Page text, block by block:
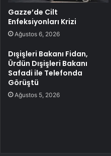
Gazze’de Cilt
Enfeksiyonları Krizi
Ağustos 6, 2026
Dışişleri Bakanı Fidan,
Ürdün Dışişleri Bakanı
Safadi ile Telefonda
Görüştü
Ağustos 5, 2026